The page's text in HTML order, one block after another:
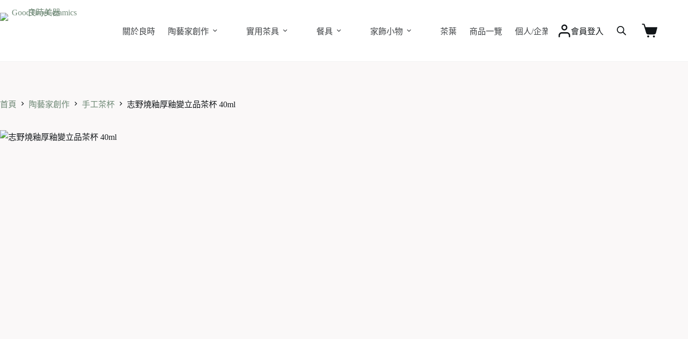
至
關於良時 陶藝家創作 實用茶具 餐具 家飾小物 茶葉 商品一覽 個人/企業客製 最新資訊 Q&A 聯絡我們
會員登入
購
首頁 陶藝家創作 手工茶杯 志野燒釉厚釉變立品茶杯 40ml